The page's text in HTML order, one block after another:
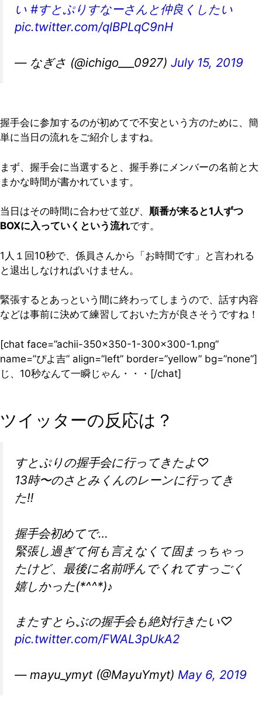
い #すとぷりすなーさんと仲良くしたい
pic.twitter.com/qlBPLqC9nH
— なぎさ (@ichigo___0927) July 15, 2019
握手会に参加するのが初めてで不安という方のために、簡
単に当日の流れをご紹介しますね。
まず、握手会に当選すると、握手券にメンバーの名前と大
まかな時間が書かれています。
当日はその時間に合わせて並び、 順番が来ると1人ずつ
BOXに入っていくという流れです。
1人１回10秒で、係員さんから「お時間です」と言われる
と退出しなければいけません。
緊張するとあっという間に終わってしまうので、話す内容
などは事前に決めて練習しておいた方が良さそうですね！
[chat face=”achii-350×350-1-300×300-1.png”
name=”ぴよ吉” align=”left” border=”yellow” bg=”none”]
じ、10秒なんて一瞬じゃん・・・[/chat]
ツイッターの反応は？
すとぷりの握手会に行ってきたよ♡
13時〜のさとみくんのレーンに行ってき
た‼︎
握手会初めてで…
緊張し過ぎて何も言えなくて固まっちゃっ
たけど、最後に名前呼んでくれてすっごく
嬉しかった(*^^*)♪
またすとらぶの握手会も絶対行きたい♡
pic.twitter.com/FWAL3pUkA2
— mayu_ymyt (@MayuYmyt) May 6, 2019